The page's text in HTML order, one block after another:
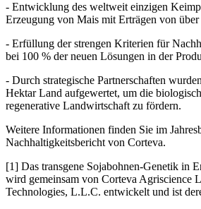
- Entwicklung des weltweit einzigen
Erzeugung von Mais mit Erträgen von
- Erfüllung der strengen Kriterien für
bei 100 % der neuen Lösungen in der
- Durch strategische Partnerschaften
Hektar Land aufgewertet, um die
regenerative Landwirtschaft zu fördern.
Weitere Informationen finden Sie im
Nachhaltigkeitsbericht von Corteva.
[1] Das transgene Sojabohnen-Genetik in
wird gemeinsam von Corteva Agriscience
Technologies, L.L.C. entwickelt und ist